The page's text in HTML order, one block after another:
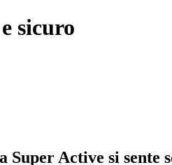
sicuro
Active si sente